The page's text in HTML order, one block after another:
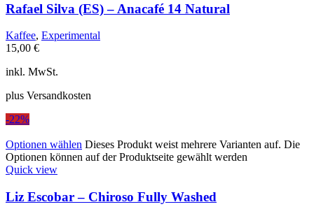
Rafael Silva (ES) – Anacafé 14 Natural
Kaffee, Experimental
15,00 €
inkl. MwSt.
plus Versandkosten
-22%
Optionen wählen Dieses Produkt weist mehrere Varianten auf. Die
Optionen können auf der Produktseite gewählt werden
Quick view
Liz Escobar – Chiroso Fully Washed